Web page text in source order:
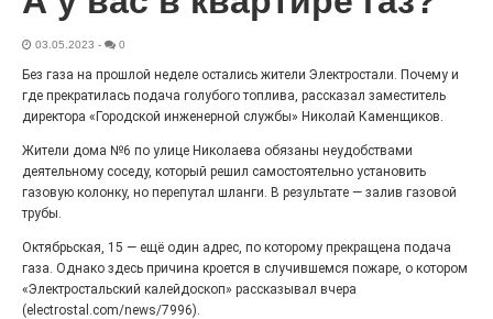
Выставка «Палитра героизма» — новый масштабный
себе Выставочный зал им. Олега Коняшина.
03.05.2023 - 0
Без газа на прошлой неделе остались жители Электростали. Почему и
где прекратилась подача голубого топлива, рассказал заместитель
директора «Городской инженерной службы» Николай Каменщиков.
Жители дома №6 по улице Николаева обязаны неудобствами
деятельному соседу, который решил самостоятельно установить
газовую колонку, но перепутал шланги. В результате — залив газовой
трубы.
Октябрьская, 15 — ещё один адрес, по которому прекращена подача
газа. Однако здесь причина кроется в случившемся пожаре, о котором
«Электростальский калейдоскоп» рассказывал вчера
(electrostal.com/news/7996).